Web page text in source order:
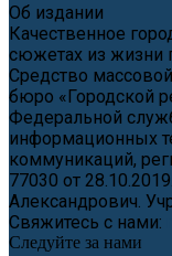
Об издании
Качественное
сюжетах из жизни
Средство
бюро «Городской
Федеральной
информационных
коммуникаций,
77030 от
Александрович.
Свяжитесь с нами:
Следуйте за нами